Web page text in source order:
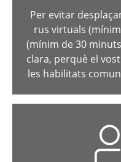
Per evitar
rus virtuals
(mínim de 30
clara, perquè el
les habilitats